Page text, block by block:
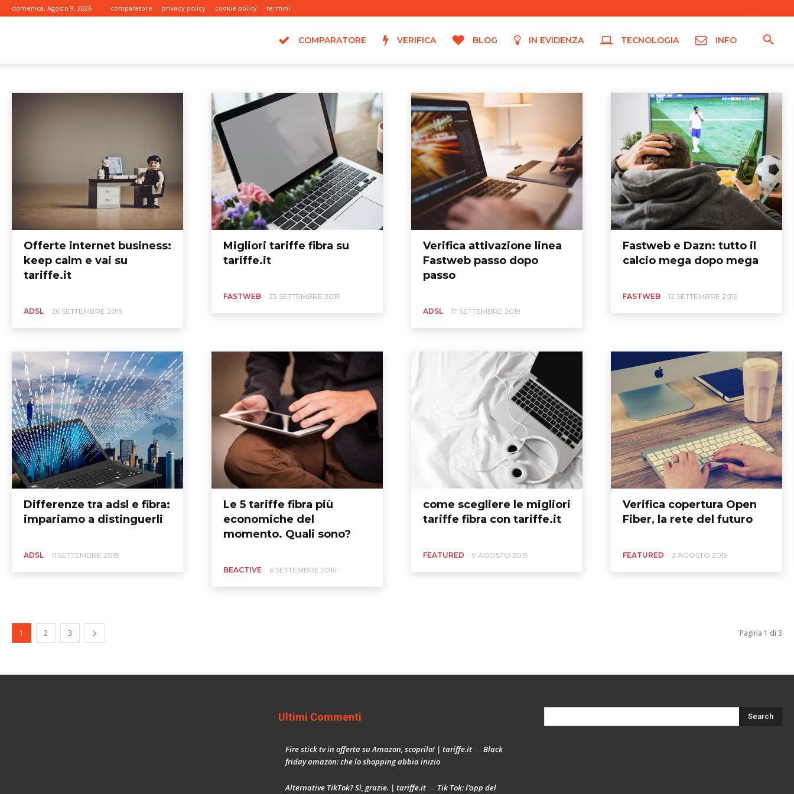
domenica, Agosto 9, 2026 comparatore privacy policy cookie policy termini
COMPARATORE VERIFICA BLOG IN EVIDENZA TECNOLOGIA INFO
Offerte internet business:
keep calm e vai su
tariffe.it
ADSL 26 SETTEMBRE 2019
Migliori tariffe fibra su
tariffe.it
FASTWEB 23 SETTEMBRE 2019
Verifica attivazione linea
Fastweb passo dopo
passo
ADSL 17 SETTEMBRE 2019
Fastweb e Dazn: tutto il
calcio mega dopo mega
FASTWEB 12 SETTEMBRE 2019
Differenze tra adsl e fibra:
impariamo a distinguerli
ADSL 11 SETTEMBRE 2019
Le 5 tariffe fibra più
economiche del
momento. Quali sono?
BEACTIVE 6 SETTEMBRE 2019
come scegliere le migliori
tariffe fibra con tariffe.it
FEATURED 9 AGOSTO 2019
Verifica copertura Open
Fiber, la rete del futuro
FEATURED 2 AGOSTO 2019
1 2 3 Pagina 1 di 3
Ultimi Commenti
Fire stick tv in offerta su Amazon, scoprilo! | tariffe.itsu Black
friday amazon: che lo shopping abbia inizio
Alternative TikTok? Sì, grazie. | tariffe.itsu Tik Tok: l’app del